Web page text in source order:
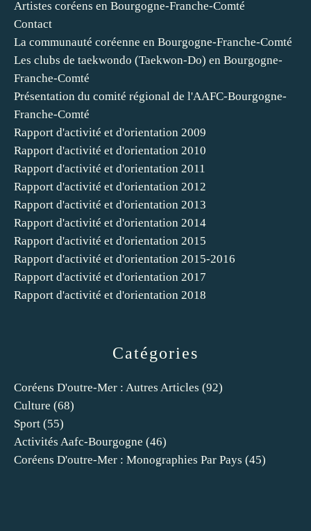
Catégories
Coréens D'outre-Mer : Autres Articles (92)
Culture (68)
Sport (55)
Activités Aafc-Bourgogne (46)
Coréens D'outre-Mer : Monographies Par Pays (45)
Artistes coréens en Bourgogne-Franche-Comté
Contact
La communauté coréenne en Bourgogne-Franche-Comté
Les clubs de taekwondo (Taekwon-Do) en Bourgogne-
Franche-Comté
Présentation du comité régional de l'AAFC-Bourgogne-
Franche-Comté
Rapport d'activité et d'orientation 2009
Rapport d'activité et d'orientation 2010
Rapport d'activité et d'orientation 2011
Rapport d'activité et d'orientation 2012
Rapport d'activité et d'orientation 2013
Rapport d'activité et d'orientation 2014
Rapport d'activité et d'orientation 2015
Rapport d'activité et d'orientation 2015-2016
Rapport d'activité et d'orientation 2017
Rapport d'activité et d'orientation 2018